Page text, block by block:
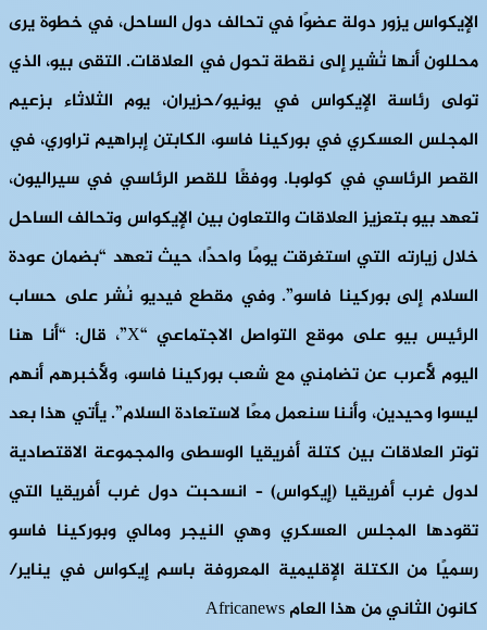
الإيكواس يزور دولة عضوًا في تحالف دول الساحل، في خطوة يرى
محللون أنها تُشير إلى نقطة تحول في العلاقات. التقى بيو، الذي
تولى رئاسة الإيكواس في يونيو/حزيران، يوم الثلاثاء بزعيم
المجلس العسكري في بوركينا فاسو، الكابتن إبراهيم تراوري، في
القصر الرئاسي في كولوبا. ووفقًا للقصر الرئاسي في سيراليون،
تعهد بيو بتعزيز العلاقات والتعاون بين الإيكواس وتحالف الساحل
خلال زيارته التي استغرقت يومًا واحدًا، حيث تعهد “بضمان عودة
السلام إلى بوركينا فاسو”. وفي مقطع فيديو نُشر على حساب
الرئيس بيو على موقع التواصل الاجتماعي “X”، قال: “أنا هنا
اليوم لأُعرب عن تضامني مع شعب بوركينا فاسو، ولأُخبرهم أنهم
ليسوا وحيدين، وأننا سنعمل معًا لاستعادة السلام”. يأتي هذا بعد
توتر العلاقات بين كتلة أفريقيا الوسطى والمجموعة الاقتصادية
لدول غرب أفريقيا (إيكواس) – انسحبت دول غرب أفريقيا التي
تقودها المجلس العسكري وهي النيجر ومالي وبوركينا فاسو
رسميًا من الكتلة الإقليمية المعروفة باسم إيكواس في يناير/
كانون الثاني من هذا العام Africanews